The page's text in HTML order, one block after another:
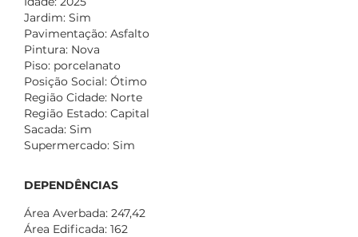
Jardim: Sim
Pavimentação: Asfalto
Pintura: Nova
Piso: porcelanato
Posição Social: Ótimo
Região Cidade: Norte
Região Estado: Capital
Sacada: Sim
Supermercado: Sim
DEPENDÊNCIAS
Área Averbada: 247,42
Área Edificada: 162